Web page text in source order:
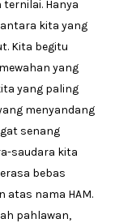
Hanya
kita yang
Kita begitu
yang
yang paling
menyandang
senang
saudara kita
bebas
atas nama HAM.
pahlawan,